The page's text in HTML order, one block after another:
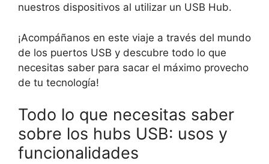
nuestros dispositivos al utilizar un USB Hub.
¡Acompáñanos en este viaje a través del mundo
de los puertos USB y descubre todo lo que
necesitas saber para sacar el máximo provecho
de tu tecnología!
Todo lo que necesitas saber
sobre los hubs USB: usos y
funcionalidades